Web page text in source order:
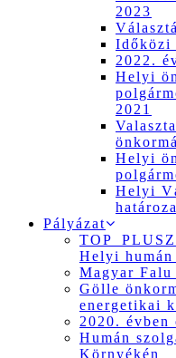
2023
Időközi
2022.
Helyi
2021
Helyi
Helyi
Pályázat
Helyi
Magyar Falu
Gölle
energetikai
2020. évben
Humán
Környékén